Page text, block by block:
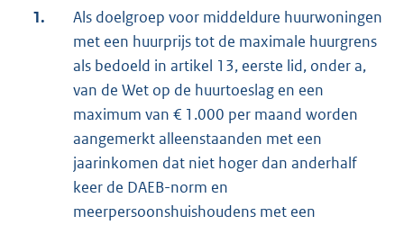
1.
Als doelgroep voor middeldure huurwoningen
met een huurprijs tot de maximale huurgrens
als bedoeld in artikel 13, eerste lid, onder a,
van de Wet op de huurtoeslag en een
maximum van € 1.000 per maand worden
aangemerkt alleenstaanden met een
jaarinkomen dat niet hoger dan anderhalf
keer de DAEB-norm en
meerpersoonshuishoudens met een